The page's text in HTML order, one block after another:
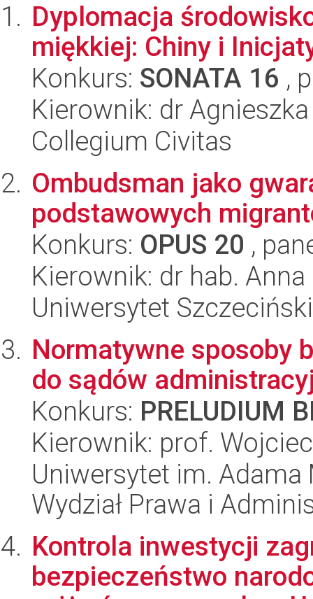
Dyplomacja
miękkiej: Chiny i
Konkurs: SONATA 16 ,
Kierownik: dr
Collegium Civitas
Ombudsman jako
podstawowych
Konkurs: OPUS 20 ,
Kierownik: dr hab.
Uniwersytet
Normatywne sposoby
do sądów
Konkurs: PRELUDIUM
Kierownik: prof.
Uniwersytet im.
Wydział Prawa i
Kontrola inwestycji
bezpieczeństwo